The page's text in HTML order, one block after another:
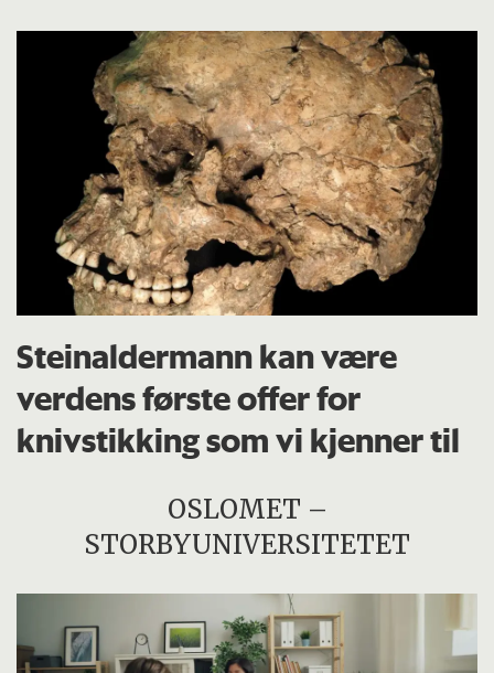
Steinaldermann kan være
verdens første offer for
knivstikking som vi kjenner til
OSLOMET –
STORBYUNIVERSITETET